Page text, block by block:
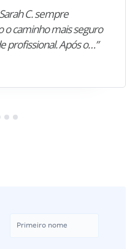
C. sempre
o caminho mais seguro
profissional. Após o…”